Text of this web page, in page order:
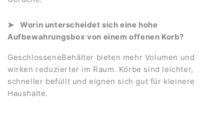
Worin unterscheidet sich eine hohe
Aufbewahrungsbox von einem offenen Korb?
GeschlosseneBehälter bieten mehr Volumen und
wirken reduzierter im Raum. Körbe sind leichter,
schneller befüllt und eignen sich gut für kleinere
Haushalte.